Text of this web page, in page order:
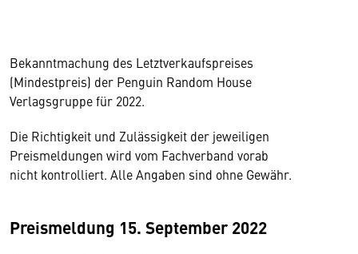
Bekanntmachung des Letztverkaufspreises
(Mindestpreis) der Penguin Random House
Verlagsgruppe für 2022.
Die Richtigkeit und Zulässigkeit der jeweiligen
Preismeldungen wird vom Fachverband vorab
nicht kontrolliert. Alle Angaben sind ohne Gewähr.
Preismeldung 15. September 2022